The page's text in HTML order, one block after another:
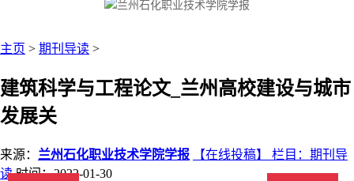
主页 > 期刊导读 >
建筑科学与工程论文_兰州高校建设与城市
发展关
来源： 兰州石化职业技术学院学报 【在线投稿】 栏目： 期刊导
读时间：2022-01-30